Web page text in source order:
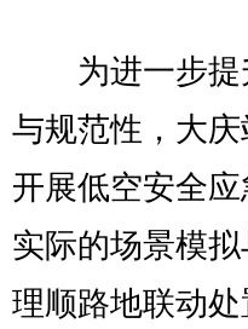
为进一步提
与规范性，大
开展低空安全
实际的场景模
理顺路地联动